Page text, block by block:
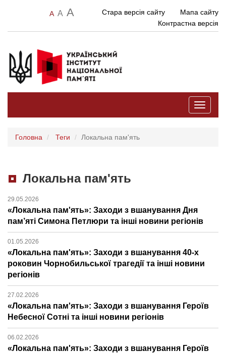
A A A Стара версія сайту
Мапа сайту
Контрастна версія
Toggle
Головна Теги Локальна пам'ять
Локальна пам'ять
29.05.2026
«Локальна пам'ять»: Заходи з вшанування Дня
пам’яті Симона Петлюри та інші новини регіонів
01.05.2026
«Локальна пам'ять»: Заходи з вшанування 40-х
роковин Чорнобильської трагедії та інші новини
регіонів
27.02.2026
«Локальна пам'ять»: Заходи з вшанування Героїв
Небесної Сотні та інші новини регіонів
06.02.2026
«Локальна пам'ять»: Заходи з вшанування Героїв